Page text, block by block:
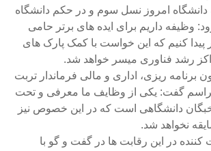
دانشگاه امروز نسل سوم و در حکم دانشگاه
وظیفه داریم برای ایده های برتر حامی
پیدا کنیم که این خواست با کمک پارک های
رشد فناوری میسر خواهد شد.
برنامه ریزی، اداری و مالی فرماندار تربت
مراسم گفت: یکی از وظایف ما معرفی و تحت
دانشگاهی است که در این خصوص نیز
نخواهد شد.
در این رقابت ها در گفت و گو با